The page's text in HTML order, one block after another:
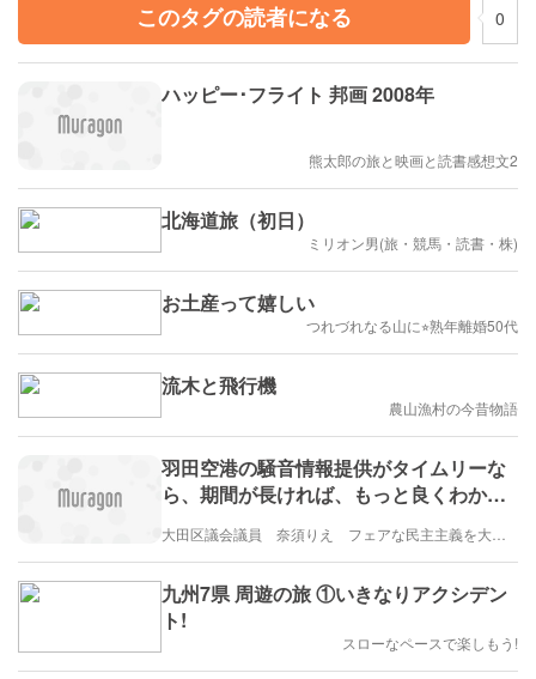
このタグの読者になる
0
ハッピー･フライト 邦画 2008年
熊太郎の旅と映画と読書感想文2
北海道旅（初日）
ミリオン男(旅・競馬・読書・株)
お土産って嬉しい
つれづれなる山に⭐︎熟年離婚50代
流木と飛行機
農山漁村の今昔物語
羽田空港の騒音情報提供がタイムリーな
ら、期間が長ければ、もっと良くわかる
イト情報～
九州7県 周遊の旅 ①いきなりアクシデン
ト!
スローなペースで楽しもう!